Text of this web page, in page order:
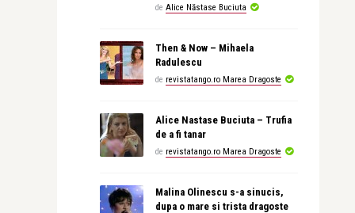
de Alice Năstase Buciuta
Then & Now – Mihaela
Radulescu
de revistatango.ro Marea Dragoste
Alice Nastase Buciuta – Trufia
de a fi tanar
de revistatango.ro Marea Dragoste
Malina Olinescu s-a sinucis,
dupa o mare si trista dragoste